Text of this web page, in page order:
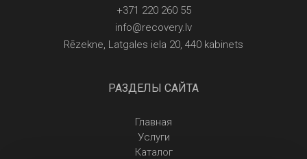
+371 220 260 55
info@recovery.lv
Rēzekne, Latgales iela 20, 440 kabinets
РАЗДЕЛЫ САЙТА
Главная
Услуги
Каталог